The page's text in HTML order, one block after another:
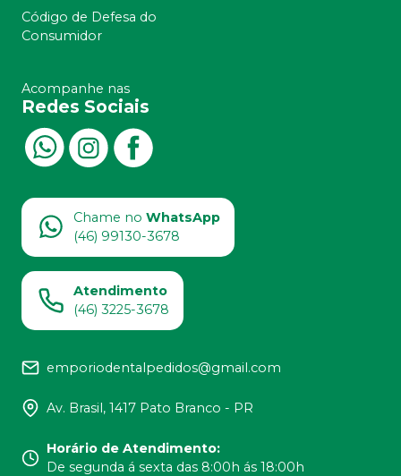
Código de Defesa do
Consumidor
Acompanhe nas
Redes Sociais
Chame no WhatsApp
(46) 99130-3678
Atendimento
(46) 3225-3678
emporiodentalpedidos@gmail.com
Av. Brasil, 1417 Pato Branco - PR
Horário de Atendimento:
De segunda á sexta das 8:00h ás 18:00h